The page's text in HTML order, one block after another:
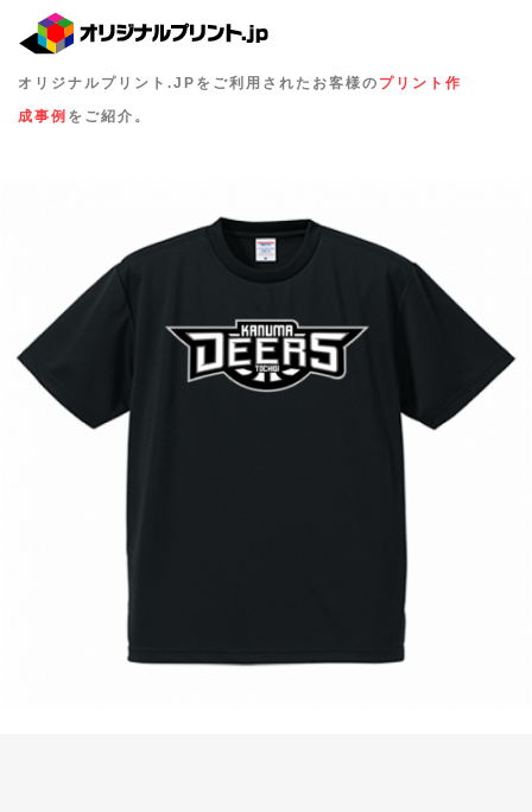
オリジナルプリント.JPをご利用されたお客様の プリント作
成事例 をご紹介。